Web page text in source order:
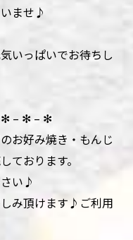
ませ♪
いっぱいでお待ちし
– ✻ – ✻
お好み焼き・もんじ
ております。
い♪
み頂けます♪ご利用